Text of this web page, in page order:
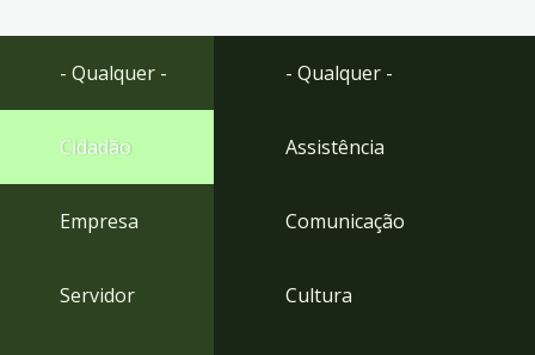
Ir
rodapé
- Qualquer -
Cidadão
Empresa
Servidor
- Qualquer -
Assistência
Comunicação
Cultura